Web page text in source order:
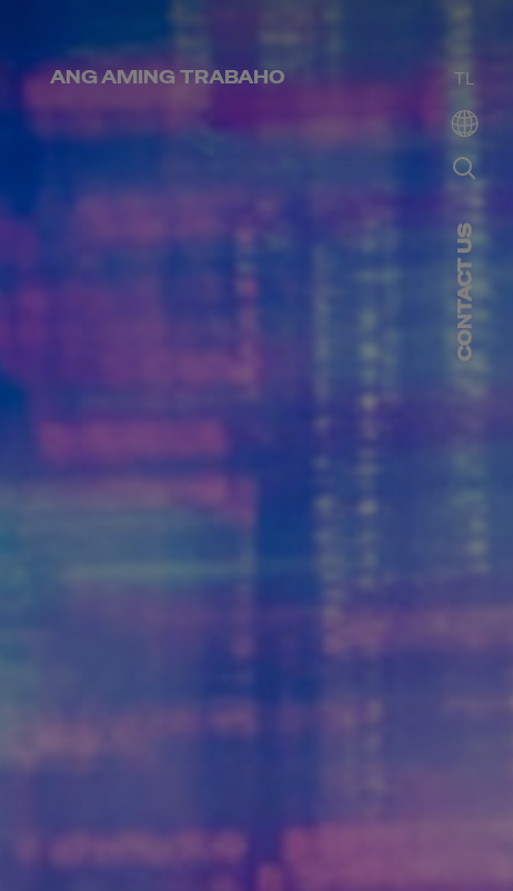
ANG AMING TRABAHO TL
CONTACT US